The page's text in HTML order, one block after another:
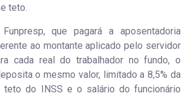
teto.
que pagará a aposentadoria
ao montante aplicado pelo servidor
cada real do trabalhador no fundo, o
o mesmo valor, limitado a 8,5% da
teto do INSS e o salário do funcionário